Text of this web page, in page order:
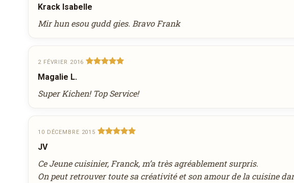
magret de canard fumé, infusion crémeuse à la truffe & végetaux
Krack Isabelle
Mir hun esou gudd gies. Bravo Frank
2 FÉVRIER 2016
Magalie L.
Super Kichen! Top Service!
10 DÉCEMBRE 2015
JV
Ce Jeune cuisinier, Franck, m’a très agréablement surpris.
On peut retrouver toute sa créativité et son amour de la cuisine